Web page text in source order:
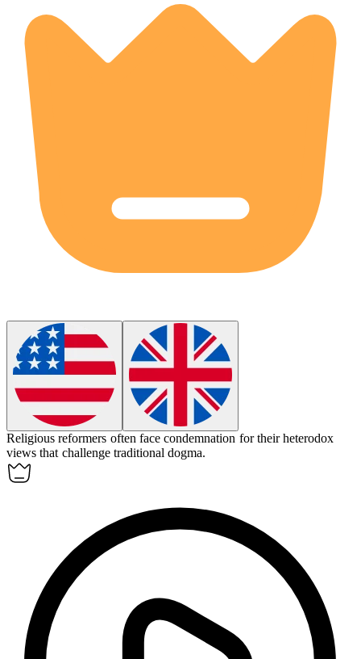
Religious reformers often face condemnation for their heterodox
views that challenge traditional dogma.